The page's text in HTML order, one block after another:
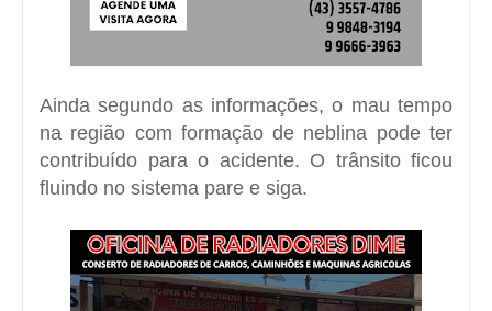
Ainda segundo as informações, o mau tempo
na região com formação de neblina pode ter
contribuído para o acidente. O trânsito ficou
fluindo no sistema pare e siga.